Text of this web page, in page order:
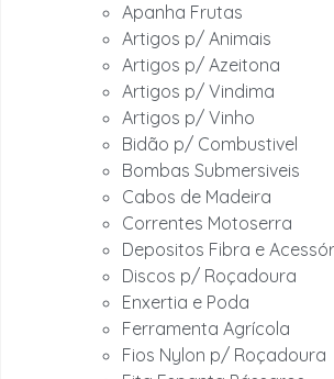
Apanha Frutas
Artigos p/ Animais
Artigos p/ Azeitona
Artigos p/ Vindima
Artigos p/ Vinho
Bidão p/ Combustivel
Bombas Submersiveis
Cabos de Madeira
Correntes Motoserra
Depositos Fibra e
Discos p/ Roçadoura
Enxertia e Poda
Ferramenta Agrícola
Fios Nylon p/ Roçadoura